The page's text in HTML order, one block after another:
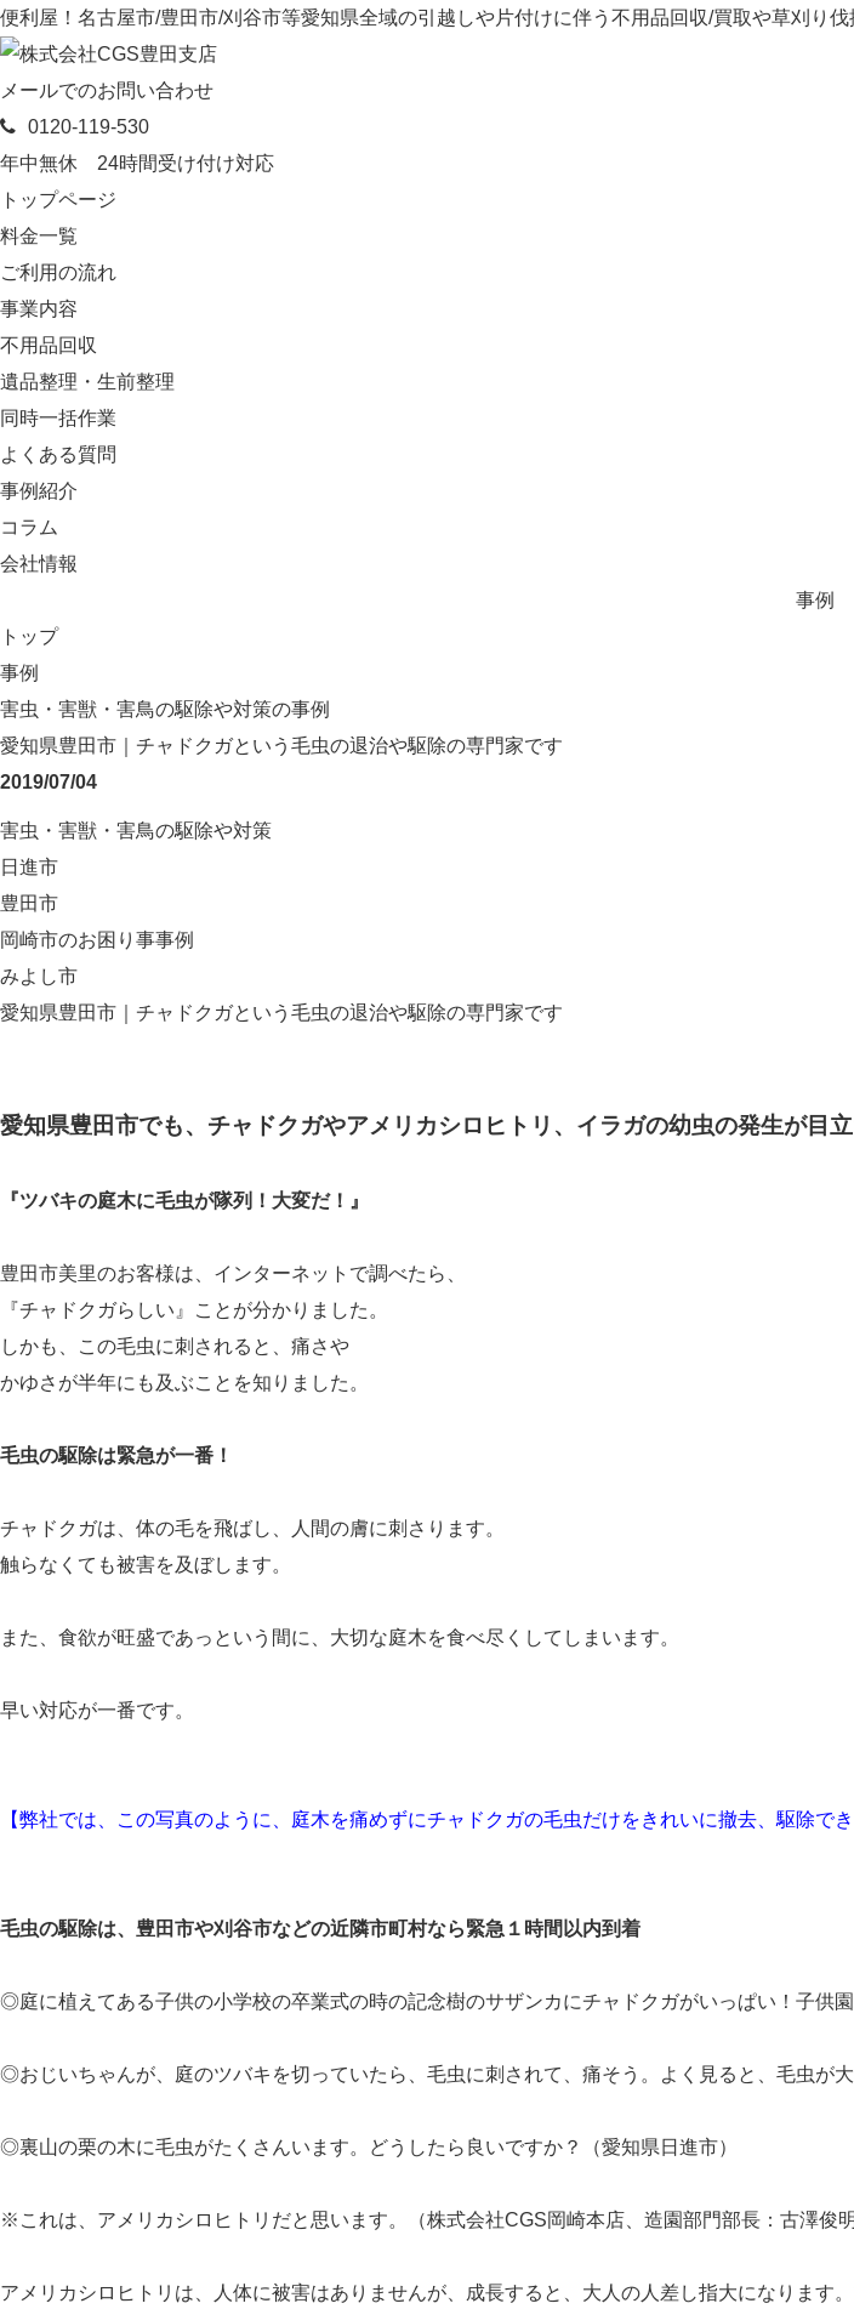
便利屋！名古屋市/豊田市/刈谷市等愛知県全域の引越しや片付けに伴う不用品回収/買取や草刈り
メールでのお問い合わせ
0120-119-530
年中無休 24時間受け付け対応
トップページ
料金一覧
ご利用の流れ
事業内容
不用品回収
遺品整理・生前整理
同時一括作業
よくある質問
事例紹介
コラム
会社情報
事例
トップ
事例
害虫・害獣・害鳥の駆除や対策の事例
愛知県豊田市｜チャドクガという毛虫の退治や駆除の専門家です
2019/07/04
害虫・害獣・害鳥の駆除や対策
日進市
豊田市
岡崎市のお困り事事例
みよし市
愛知県豊田市｜チャドクガという毛虫の退治や駆除の専門家です
愛知県豊田市でも、チャドクガやアメリカシロヒトリ、イラガの幼虫の発生が目立
『ツバキの庭木に毛虫が隊列！大変だ！』
豊田市美里のお客様は、インターネットで調べたら、
『チャドクガらしい』ことが分かりました。
しかも、この毛虫に刺されると、痛さや
かゆさが半年にも及ぶことを知りました。
毛虫の駆除は緊急が一番！
チャドクガは、体の毛を飛ばし、人間の膚に刺さります。
触らなくても被害を及ぼします。
また、食欲が旺盛であっという間に、大切な庭木を食べ尽くしてしまいます。
早い対応が一番です。
【弊社では、この写真のように、庭木を痛めずにチャドクガの毛虫だけをきれいに撤去、駆除でき
毛虫の駆除は、豊田市や刈谷市などの近隣市町村なら緊急１時間以内到着
◎庭に植えてある子供の小学校の卒業式の時の記念樹のサザンカにチャドクガがいっぱい！子供
◎おじいちゃんが、庭のツバキを切っていたら、毛虫に刺されて、痛そう。よく見ると、毛虫が
◎裏山の栗の木に毛虫がたくさんいます。どうしたら良いですか？（愛知県日進市）
※これは、アメリカシロヒトリだと思います。（株式会社CGS岡崎本店、造園部門部長：古澤俊
アメリカシロヒトリは、人体に被害はありませんが、成長すると、大人の人差し指大になります。